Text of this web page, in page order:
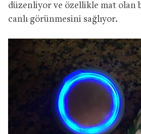
düzenliyor ve özellikle mat olan
canlı görünmesini sağlıyor.